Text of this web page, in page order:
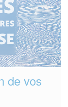
de vos